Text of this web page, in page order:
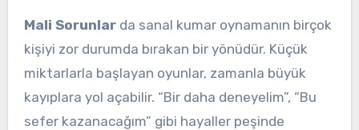
Mali Sorunlarda sanal kumar oynamanın birçok
kişiyi zor durumda bırakan bir yönüdür. Küçük
miktarlarla başlayan oyunlar, zamanla büyük
kayıplara yol açabilir. “Bir daha deneyelim”, “Bu
sefer kazanacağım” gibi hayaller peşinde